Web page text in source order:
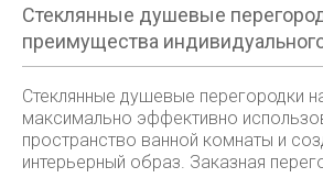
Стеклянные душевые
преимущества
Стеклянные душевые перегородки
максимально эффективно
пространство ванной комнаты и
интерьерный образ. Заказная